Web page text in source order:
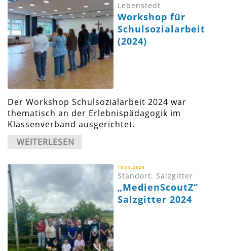
Lebenstedt
Workshop für
Schulsozialarbeit
(2024)
Der Workshop Schulsozialarbeit 2024 war
thematisch an der Erlebnispädagogik im
Klassenverband ausgerichtet.
WEITERLESEN
10.08.2024
Standort: Salzgitter
„MedienScoutZ“
Salzgitter 2024